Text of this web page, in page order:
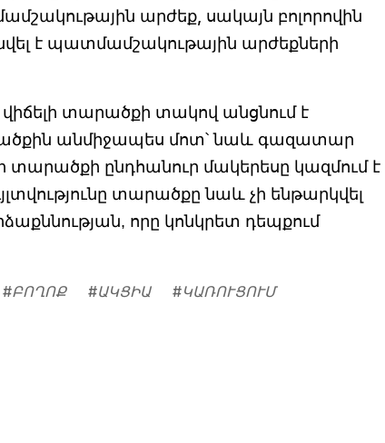
արժեք, սակայն բոլորովին
է պատմամշակութային արժեքների
տարածքի տակով անցնում է
անմիջապես մոտ՝ նաև գազատար
ընդհանուր մակերեսը կազմում է
տարածքը նաև չի ենթարկվել
որը կոնկրետ դեպքում
#ԲՈՂՈՔ #ԱԿՑԻԱ #ԿԱՌՈՒՑՈՒՄ